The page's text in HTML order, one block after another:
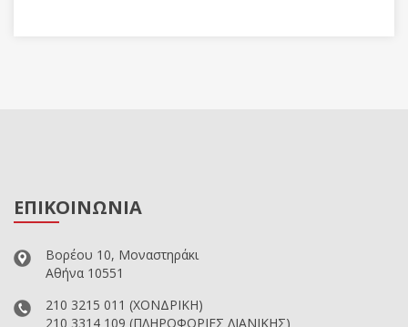
ΕΠΙΚΟΙΝΩΝΙΑ
Βορέου 10, Μοναστηράκι
Αθήνα 10551
210 3215 011 (ΧΟΝΔΡΙΚΗ)
210 3314 109 (ΠΛΗΡΟΦΟΡΙΕΣ ΛΙΑΝΙΚΗΣ)